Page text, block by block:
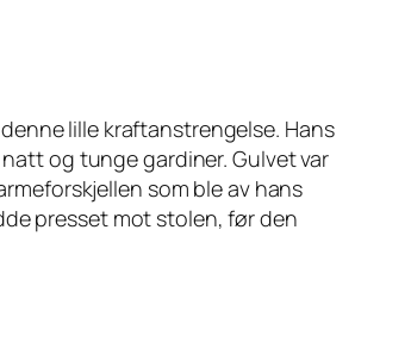
lille kraftanstrengelse. Hans
og tunge gardiner. Gulvet var
som ble av hans
presset mot stolen, før den